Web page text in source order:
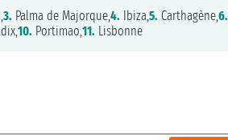
3. Palma de Majorque,4. Ibiza,5. Carthagène,6.
10. Portimao,11. Lisbonne